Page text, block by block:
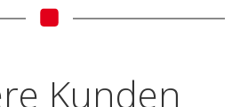
Kunden